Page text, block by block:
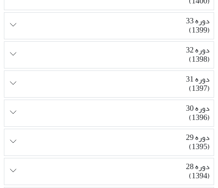
دوره 33
(1399)
دوره 32
(1398)
دوره 31
(1397)
دوره 30
(1396)
دوره 29
(1395)
دوره 28
(1394)